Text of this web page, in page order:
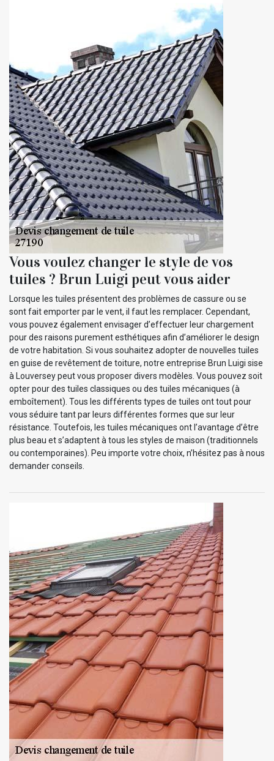
Vous voulez changer le style de vos
tuiles ? Brun Luigi peut vous aider
Lorsque les tuiles présentent des problèmes de cassure ou se
sont fait emporter par le vent, il faut les remplacer. Cependant,
vous pouvez également envisager d’effectuer leur chargement
pour des raisons purement esthétiques afin d’améliorer le design
de votre habitation. Si vous souhaitez adopter de nouvelles tuiles
en guise de revêtement de toiture, notre entreprise Brun Luigi sise
à Louversey peut vous proposer divers modèles. Vous pouvez soit
opter pour des tuiles classiques ou des tuiles mécaniques (à
emboîtement). Tous les différents types de tuiles ont tout pour
vous séduire tant par leurs différentes formes que sur leur
résistance. Toutefois, les tuiles mécaniques ont l’avantage d’être
plus beau et s’adaptent à tous les styles de maison (traditionnels
ou contemporaines). Peu importe votre choix, n’hésitez pas à nous
demander conseils.